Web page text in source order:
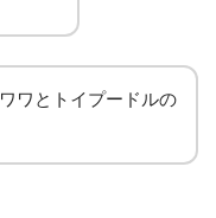
ワとトイプードルの